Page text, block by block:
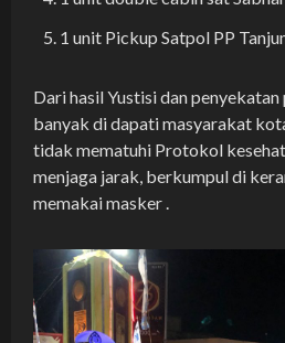
1 unit Pickup Satpol PP
Dari hasil Yustisi dan
banyak di dapati masyarakat
tidak mematuhi Protokol
menjaga jarak, berkumpul di
memakai masker .